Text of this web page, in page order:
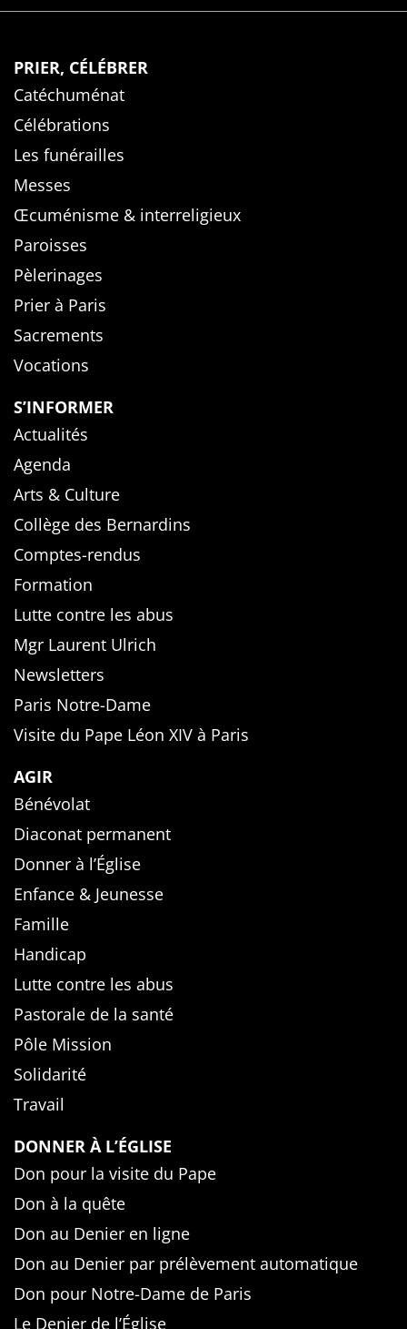
PRIER, CÉLÉBRER
Catéchuménat
Célébrations
Les funérailles
Messes
Œcuménisme & interreligieux
Paroisses
Pèlerinages
Prier à Paris
Sacrements
Vocations
S’INFORMER
Actualités
Agenda
Arts & Culture
Collège des Bernardins
Comptes-rendus
Formation
Lutte contre les abus
Mgr Laurent Ulrich
Newsletters
Paris Notre-Dame
Visite du Pape Léon XIV à Paris
AGIR
Bénévolat
Diaconat permanent
Donner à l’Église
Enfance & Jeunesse
Famille
Handicap
Lutte contre les abus
Pastorale de la santé
Pôle Mission
Solidarité
Travail
DONNER À L’ÉGLISE
Don pour la visite du Pape
Don à la quête
Don au Denier en ligne
Don au Denier par prélèvement automatique
Don pour Notre-Dame de Paris
Le Denier de l’Église